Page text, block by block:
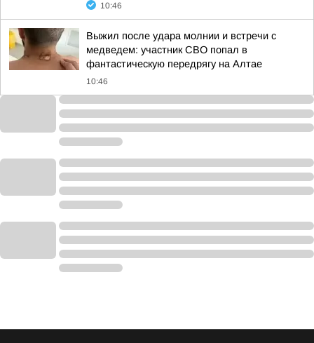
10:46
Выжил после удара молнии и встречи с
медведем: участник СВО попал в
фантастическую передрягу на Алтае
10:46